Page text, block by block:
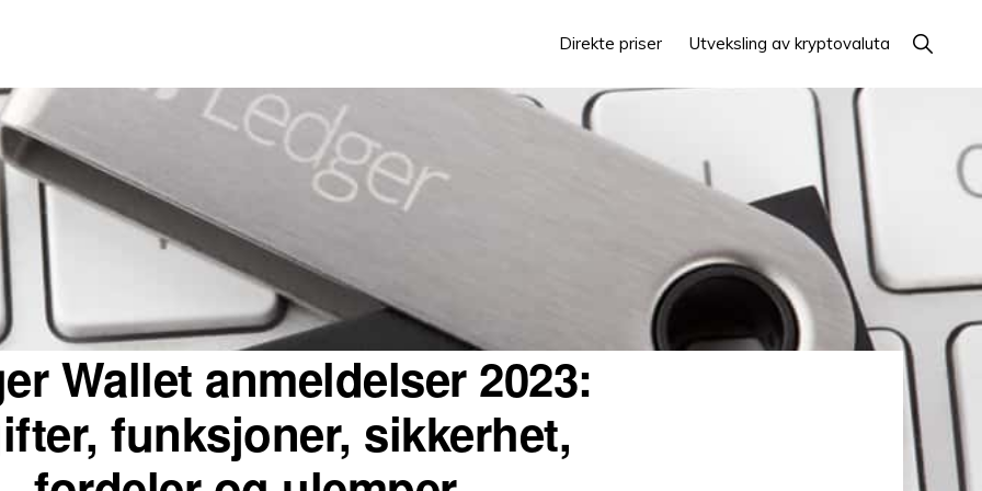
Direkte priser Utveksling av kryptovaluta Vis
søk
Wallet anmeldelser 2023:
funksjoner, sikkerhet,